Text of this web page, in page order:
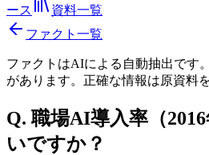
ース
資料一覧
ファクト一覧
ファクトはAIによる自動抽出です
があります。正確な情報は原資料
Q. 職場AI導入率（
いですか？